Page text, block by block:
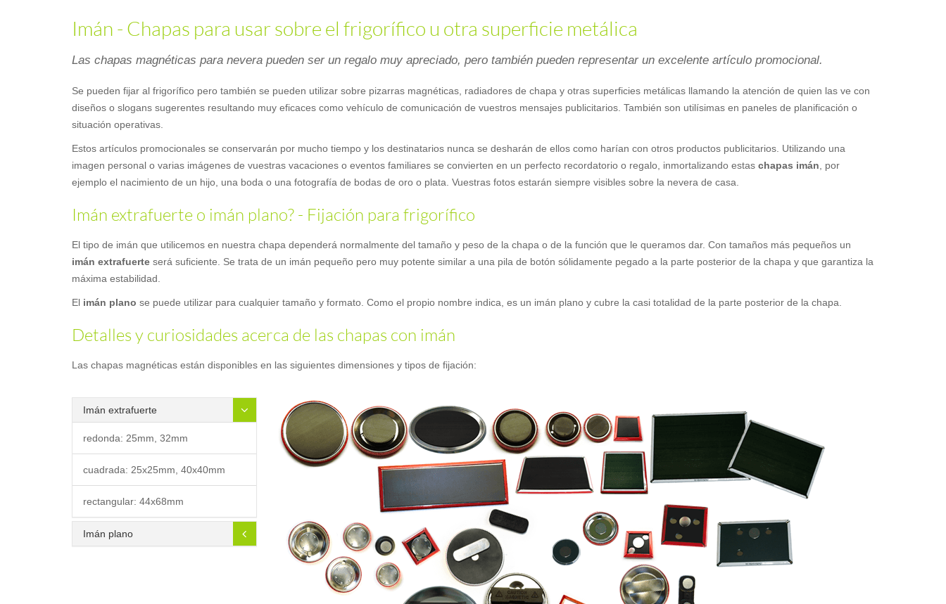
Imán - Chapas para usar sobre el frigorífico u otra superficie metálica
Las chapas magnéticas para nevera pueden ser un regalo muy apreciado, pero también pueden representar un excelente artículo promocional.
Se pueden fijar al frigorífico pero también se pueden utilizar sobre pizarras magnéticas, radiadores de chapa y otras superficies metálicas llamando la atención de quien las ve con
diseños o slogans sugerentes resultando muy eficaces como vehículo de comunicación de vuestros mensajes publicitarios. También son utilísimas en paneles de planificación o
situación operativas.
Estos artículos promocionales se conservarán por mucho tiempo y los destinatarios nunca se desharán de ellos como harían con otros productos publicitarios. Utilizando una
imagen personal o varias imágenes de vuestras vacaciones o eventos familiares se convierten en un perfecto recordatorio o regalo, inmortalizando estas chapas imán , por
ejemplo el nacimiento de un hijo, una boda o una fotografía de bodas de oro o plata. Vuestras fotos estarán siempre visibles sobre la nevera de casa.
Imán extrafuerte o imán plano? - Fijación para frigorífico
El tipo de imán que utilicemos en nuestra chapa dependerá normalmente del tamaño y peso de la chapa o de la función que le queramos dar. Con tamaños más pequeños un
imán extrafuerte será suficiente. Se trata de un imán pequeño pero muy potente similar a una pila de botón sólidamente pegado a la parte posterior de la chapa y que garantiza la
máxima estabilidad.
El imán plano se puede utilizar para cualquier tamaño y formato. Como el propio nombre indica, es un imán plano y cubre la casi totalidad de la parte posterior de la chapa.
Detalles y curiosidades acerca de las chapas con imán
Las chapas magnéticas están disponibles en las siguientes dimensiones y tipos de fijación:
Imán extrafuerte
redonda: 25mm, 32mm
cuadrada: 25x25mm, 40x40mm
rectangular: 44x68mm
Imán plano